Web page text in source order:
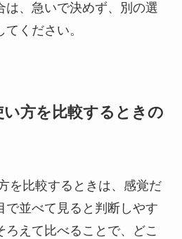
は、急いで決めず、別の選
ください。
方を比較するときの
を比較するときは、感覚だ
で並べて見ると判断しやす
ろえて比べることで、どこ